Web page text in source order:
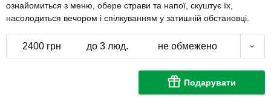
ознайомиться з меню, обере страви та напої, скуштує їх,
насолодиться вечором і спілкуванням у затишній обстановці.
2400 грн до 3 люд. не обмежено
Подарувати